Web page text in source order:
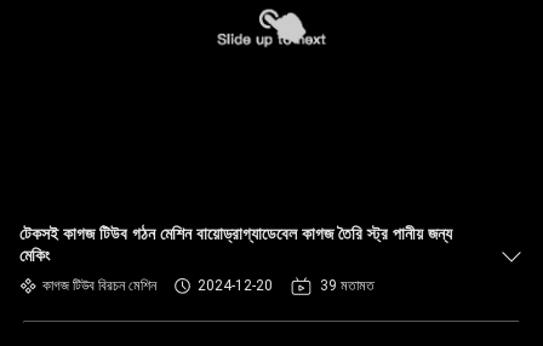
টেকসই কাগজ টিউব গঠন মেশিন বায়োড্রাগ্যাডেবেল কাগজ তৈরি স্ট্র পানীয় জন্য
মেকিং
কাগজ টিউব বিরচন মেশিন 2024-12-20 39 মতামত